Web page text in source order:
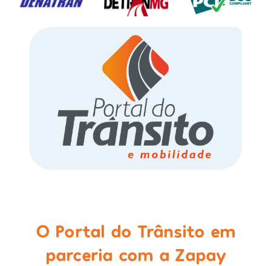
O Portal do Trânsito em
parceria com a Zapay